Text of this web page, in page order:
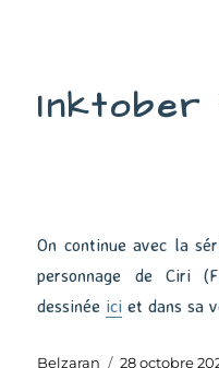
On continue avec la
personnage de Ciri
dessinée ici et dans sa
Auteur
Belzaran
Publié
28 octobre